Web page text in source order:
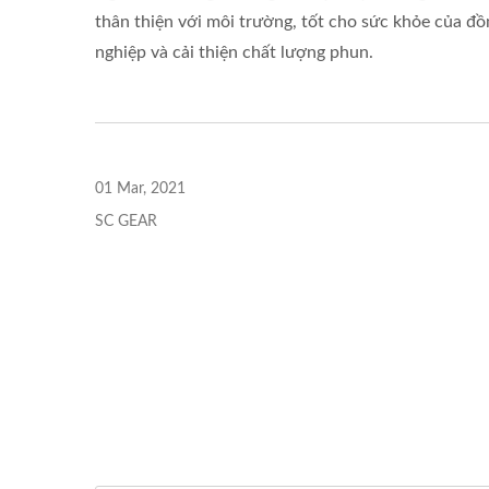
thân thiện với môi trường, tốt cho sức khỏe của
nghiệp và cải thiện chất lượng phun.
01 Mar, 2021
SC GEAR